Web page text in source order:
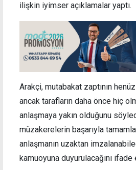
ilişkin iyimser açıklamalar yaptı.
Arakçi, mutabakat zaptının henüz
ancak tarafların daha önce hiç
anlaşmaya yakın olduğunu
müzakerelerin başarıyla
anlaşmanın uzaktan
kamuoyuna duyurulacağını ifade